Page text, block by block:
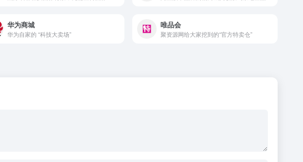
华为商城
华为自家的 “科技大卖场”
唯品会
聚资源网给大家挖到的“官方特卖仓”